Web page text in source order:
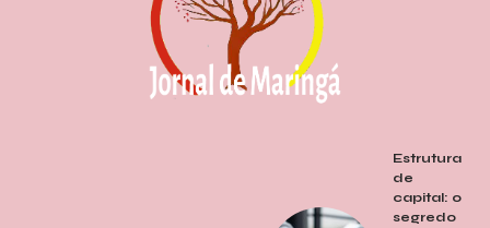
Estrutura
de
capital: o
segredo